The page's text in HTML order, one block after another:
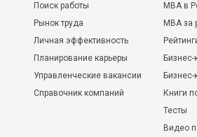
Поиск работы
Рынок труда
Личная эффективность
Планирование карьеры
Управленческие вакансии
Справочник компаний
MBA в
MBA
Бизнес-
Книги
Тесты
Видео